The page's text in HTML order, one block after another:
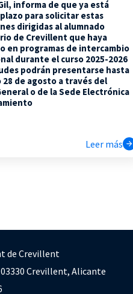
informa de que ya está
para solicitar estas
dirigidas al alumnado
de Crevillent que haya
en programas de intercambio
durante el curso 2025-2026
podrán presentarse hasta
28 de agosto a través del
o de la Sede Electrónica
Leer más
de Crevillent
Crevillent, Alicante